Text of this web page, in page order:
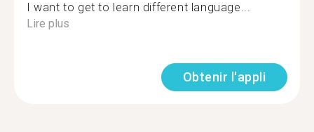
I want to get to learn different language...
Lire plus
Obtenir l'appli